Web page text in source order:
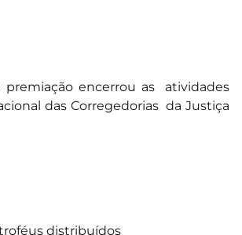
premiação encerrou as atividades
das Corregedorias da Justiça